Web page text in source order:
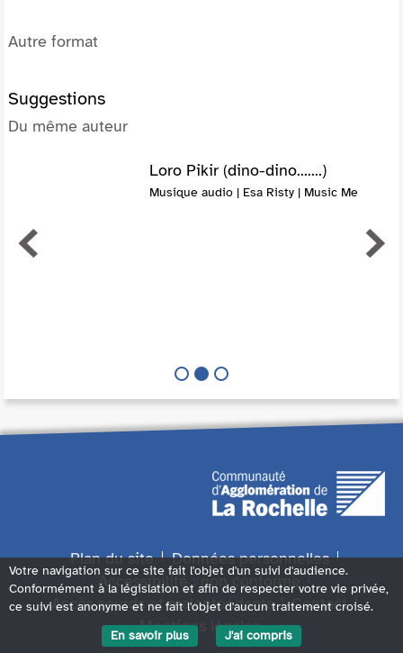
Autre format
Suggestions
Du même auteur
Loro Pikir (dino-dino.......)
Musique audio | Esa Risty | Music Me
Plan du site
Données personnelles
Accessibilité : non conforme
Accès sourds et malentendants
Contact
Mentions légales
Votre navigation sur ce site fait l'objet d'un suivi d'audience.
Conformément à la législation et afin de respecter votre vie privée,
ce suivi est anonyme et ne fait l'objet d'aucun traitement croisé.
En savoir plus
J'ai compris